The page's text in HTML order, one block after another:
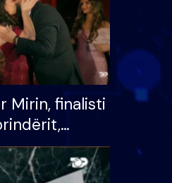
Mirin, finalisti
letër divorci